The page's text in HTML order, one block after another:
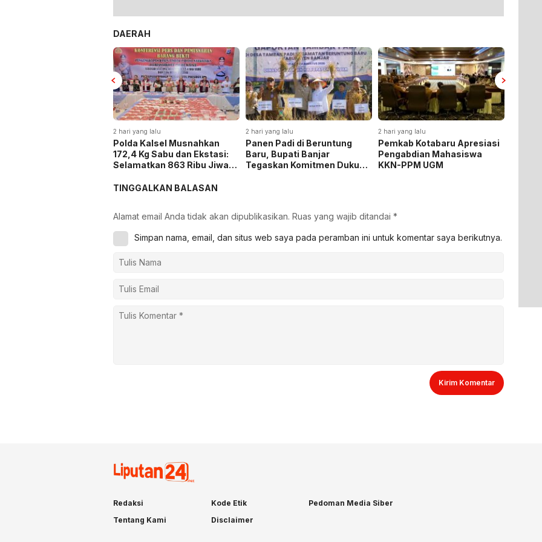
DAERAH
2 hari yang lalu
Polda Kalsel Musnahkan
172,4 Kg Sabu dan Ekstasi:
Selamatkan 863 Ribu Jiwa
4,3 Triliun
2 hari yang lalu
Panen Padi di Beruntung
Baru, Bupati Banjar
Tegaskan Komitmen Dukung
2 hari yang lalu
Pemkab Kotabaru Apresiasi
Pengabdian Mahasiswa
KKN-PPM UGM
TINGGALKAN BALASAN
Alamat email Anda tidak akan dipublikasikan. Ruas yang wajib ditandai *
Simpan nama, email, dan situs web saya pada peramban ini untuk komentar saya berikutnya.
Redaksi Kode Etik
Pedoman Media Siber
Tentang Kami
Disclaimer